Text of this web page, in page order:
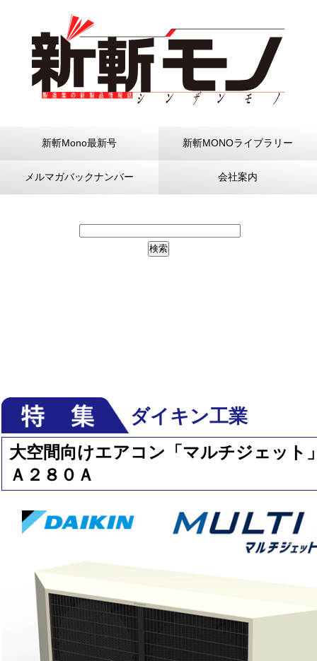
新斬Mono最新号 新斬MONOライブラリー
メルマガバックナンバー 会社案内
ダイキン工業
大空間向けエアコン「マルチジェット
Ａ２８０Ａ